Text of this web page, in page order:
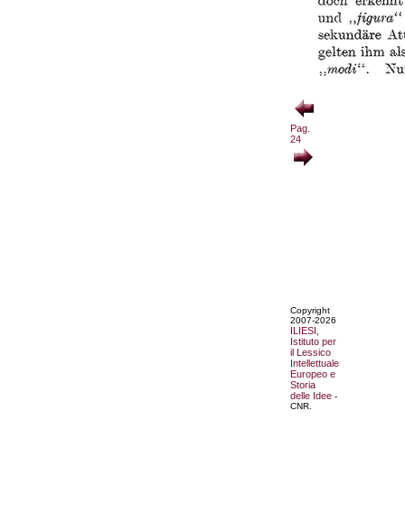
Pag.
24
Copyright
2007-2026
ILIESI,
Istituto per
il Lessico
Intellettuale
Europeo e
Storia
delle Idee -
CNR.